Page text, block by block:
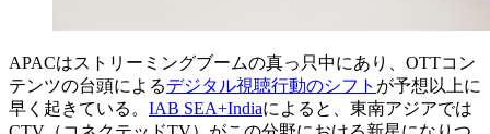
APACはストリーミングブームの真っ只中にあり、OTTコン
テンツの台頭によるデジタル視聴行動のシフト が予想以上に
早く起きている。 IAB SEA+Indiaによると、東南アジアでは